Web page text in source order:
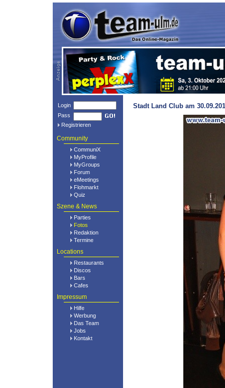
Login
Pass
Registrieren
Community
CommuniX
MyProfile
MyGroups
Forum
eMeetings
Flohmarkt
Quiz
Szene & News
Parties
Fotos
Redaktion
Termine
Locations
Restaurants
Discos
Bars
Cafes
Impressum
Hilfe
Werbung
Das Team
Jobs
Kontakt
Stadt Land Club am